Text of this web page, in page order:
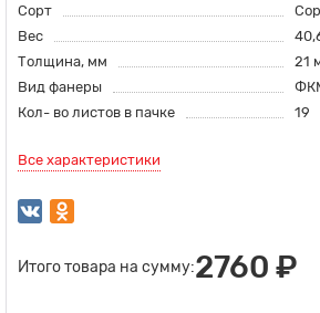
Сорт
Вес
Толщина, мм
21
Вид фанеры
Кол- во листов в пачке
19
Все характеристики
Итого товара на сумму:2760 ₽